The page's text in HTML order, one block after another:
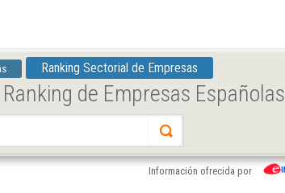
Ranking Sectorial de Empresas
de Empresas Españolas
Información ofrecida por